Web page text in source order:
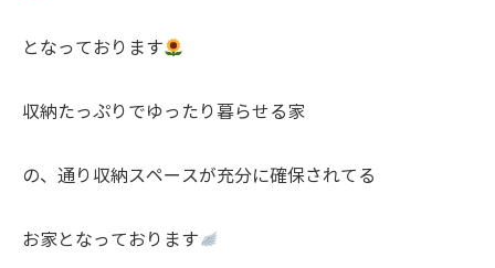
となっております
収納たっぷりでゆったり暮らせる家
の、通り収納スペースが充分に確保されてる
お家となっております